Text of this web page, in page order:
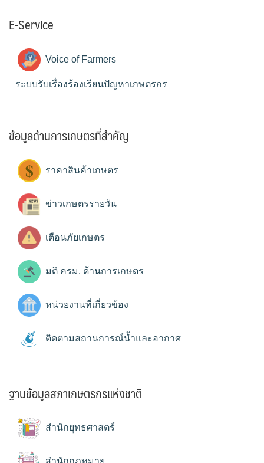
E-Service
Voice of Farmers
ระบบรับเรื่องร้องเรียนปัญหาเกษตรกร
ข้อมูลด้านการเกษตรที่สำคัญ
ราคาสินค้าเกษตร
ข่าวเกษตรรายวัน
เตือนภัยเกษตร
มติ ครม. ด้านการเกษตร
หน่วยงานที่เกี่ยวข้อง
ติดตามสถานการณ์น้ำและอากาศ
ฐานข้อมูลสภาเกษตรกรแห่งชาติ
สำนักยุทธศาสตร์